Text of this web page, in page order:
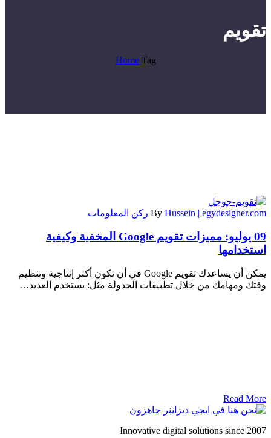
تقويم
Home Tag
By Hussein | egydesigner.com ركن المعلومات
09 يوليو:
مميزات تقويم Google المخفية وكيفية
استخدامها
يمكن أن يساعدك تقويم Google في أن تكون أكثر إنتاجية وتنظيم
وقتك ومهامك من خلال تطبيقات الجدولة مثل: يستخدم العديد…
Read More
Innovative digital solutions since 2007